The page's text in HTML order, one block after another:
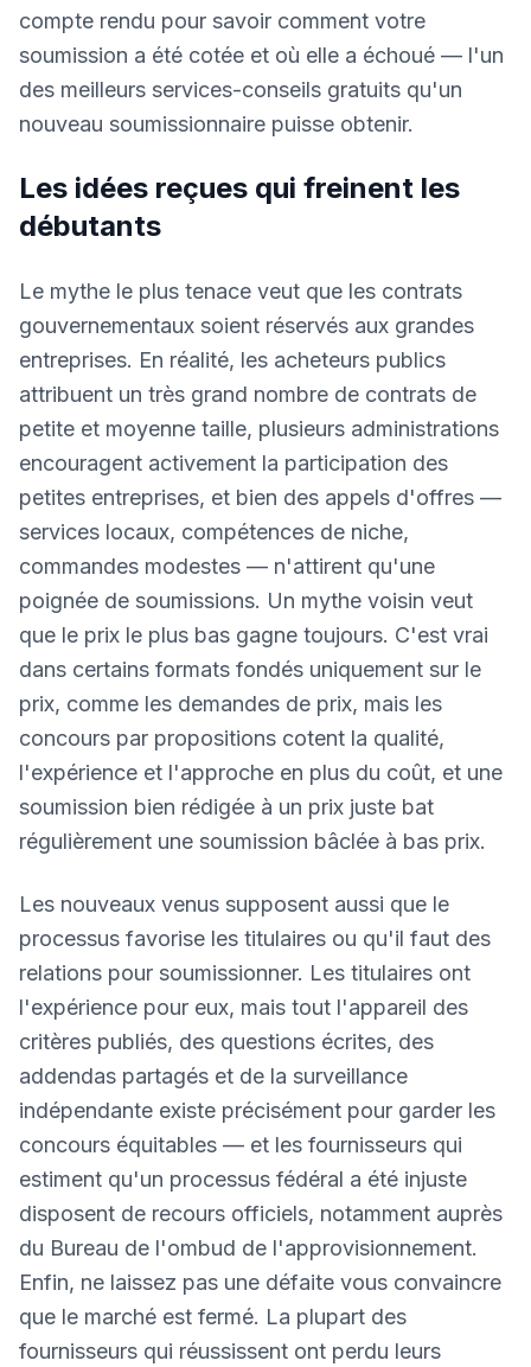
compte rendu pour savoir comment votre
soumission a été cotée et où elle a échoué — l'un
des meilleurs services-conseils gratuits qu'un
nouveau soumissionnaire puisse obtenir.
Les idées reçues qui freinent les
débutants
Le mythe le plus tenace veut que les contrats
gouvernementaux soient réservés aux grandes
entreprises. En réalité, les acheteurs publics
attribuent un très grand nombre de contrats de
petite et moyenne taille, plusieurs administrations
encouragent activement la participation des
petites entreprises, et bien des appels d'offres —
services locaux, compétences de niche,
commandes modestes — n'attirent qu'une
poignée de soumissions. Un mythe voisin veut
que le prix le plus bas gagne toujours. C'est vrai
dans certains formats fondés uniquement sur le
prix, comme les demandes de prix, mais les
concours par propositions cotent la qualité,
l'expérience et l'approche en plus du coût, et une
soumission bien rédigée à un prix juste bat
régulièrement une soumission bâclée à bas prix.
Les nouveaux venus supposent aussi que le
processus favorise les titulaires ou qu'il faut des
relations pour soumissionner. Les titulaires ont
l'expérience pour eux, mais tout l'appareil des
critères publiés, des questions écrites, des
addendas partagés et de la surveillance
indépendante existe précisément pour garder les
concours équitables — et les fournisseurs qui
estiment qu'un processus fédéral a été injuste
disposent de recours officiels, notamment auprès
du Bureau de l'ombud de l'approvisionnement.
Enfin, ne laissez pas une défaite vous convaincre
que le marché est fermé. La plupart des
fournisseurs qui réussissent ont perdu leurs